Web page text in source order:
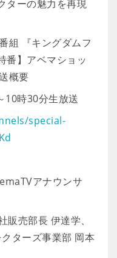
ターの魅力を再現
組 『キングダムフ
番】アベマショッ
概要
10時30分生放送
special-
アナウンサ
売部長 伊達学、
ターズ事業部 岡本